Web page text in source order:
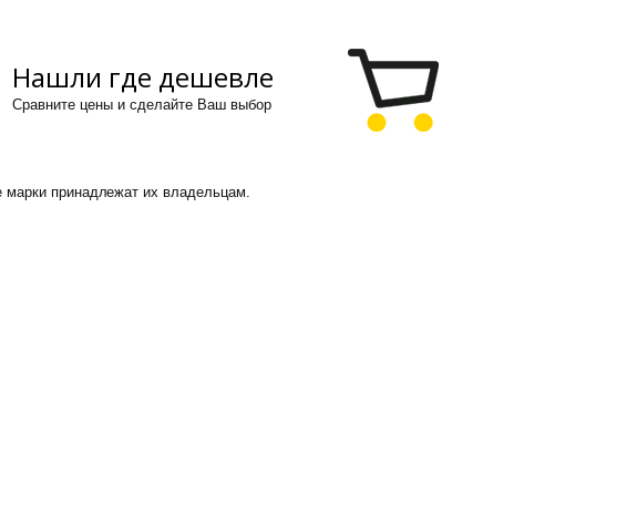
Нашли где дешевле
Сравните цены и сделайте Ваш выбор
марки принадлежат их владельцам.